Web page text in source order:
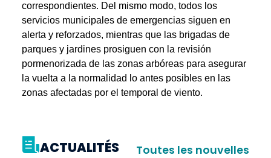
correspondientes. Del mismo modo, todos los
servicios municipales de emergencias siguen en
alerta y reforzados, mientras que las brigadas de
parques y jardines prosiguen con la revisión
pormenorizada de las zonas arbóreas para asegurar
la vuelta a la normalidad lo antes posibles en las
zonas afectadas por el temporal de viento.
ACTUALITÉS Toutes les nouvelles